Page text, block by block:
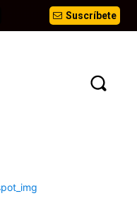
Suscríbete